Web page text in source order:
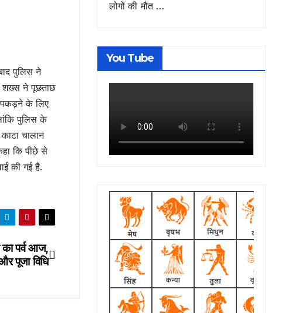
पुलिस ने
शख्स ने पूछताछ
पकड़ने के लिए
पुलिस के
चालान
कि पीछे से
की गई है.
पर्व आज,
पूजा विधि
लोगों की मौत …
You Tube